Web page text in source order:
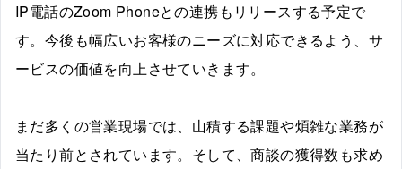
IP電話のZoom Phoneとの連携もリリースする予定で
す。今後も幅広いお客様のニーズに対応できるよう、サ
ービスの価値を向上させていきます。
まだ多くの営業現場では、山積する課題や煩雑な業務が
当たり前とされています。そして、商談の獲得数も求め